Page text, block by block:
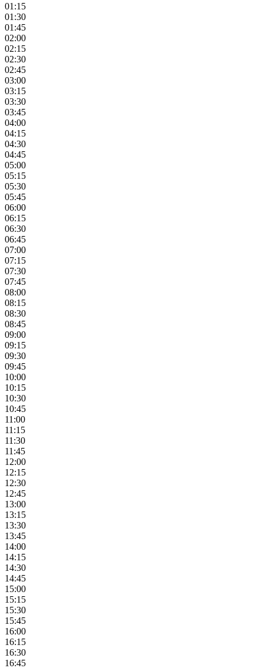
01:15
01:30
01:45
02:00
02:15
02:30
02:45
03:00
03:15
03:30
03:45
04:00
04:15
04:30
04:45
05:00
05:15
05:30
05:45
06:00
06:15
06:30
06:45
07:00
07:15
07:30
07:45
08:00
08:15
08:30
08:45
09:00
09:15
09:30
09:45
10:00
10:15
10:30
10:45
11:00
11:15
11:30
11:45
12:00
12:15
12:30
12:45
13:00
13:15
13:30
13:45
14:00
14:15
14:30
14:45
15:00
15:15
15:30
15:45
16:00
16:15
16:30
16:45